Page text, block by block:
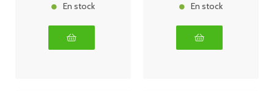
En stock En stock